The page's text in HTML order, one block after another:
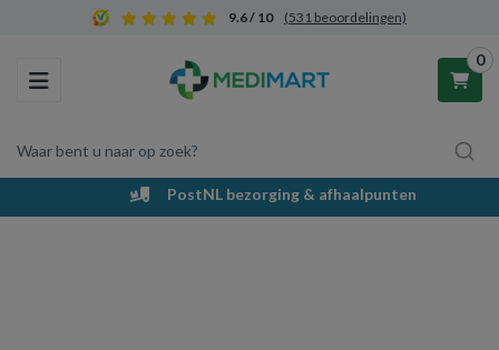
9.6 / 10 (531 beoordelingen)
Toggle navigation
Waar bent u naar op zoek?
0
Winkelwagen
PostNL bezorging & afhaalpunten